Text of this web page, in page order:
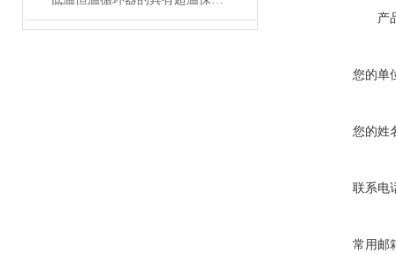
产
您的单
您的姓
联系电
常用邮